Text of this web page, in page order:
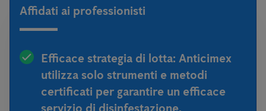
Affidati ai professionisti
Efficace strategia di lotta: Anticimex
utilizza solo strumenti e metodi
certificati per garantire un efficace
servizio di disinfestazione.